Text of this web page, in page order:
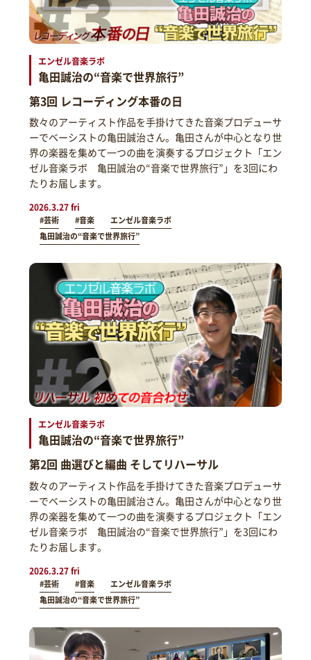
エンゼル音楽ラボ
亀田誠治の“音楽で世界旅行”
第3回 レコーディング本番の日
数々のアーティスト作品を手掛けてきた音楽プロデューサ
ーでベーシストの亀田誠治さん。亀田さんが中心となり世
界の楽器を集めて一つの曲を演奏するプロジェクト「エン
ゼル音楽ラボ 亀田誠治の“音楽で世界旅行”」を3回にわ
たりお届します。
2026.3.27 fri
#芸術 #音楽
エンゼル音楽ラボ
亀田誠治の“音楽で世界旅行”
エンゼル音楽ラボ
亀田誠治の“音楽で世界旅行”
第2回 曲選びと編曲 そしてリハーサル
数々のアーティスト作品を手掛けてきた音楽プロデューサ
ーでベーシストの亀田誠治さん。亀田さんが中心となり世
界の楽器を集めて一つの曲を演奏するプロジェクト「エン
ゼル音楽ラボ 亀田誠治の“音楽で世界旅行”」を3回にわ
たりお届します。
2026.3.27 fri
#芸術 #音楽
エンゼル音楽ラボ
亀田誠治の“音楽で世界旅行”